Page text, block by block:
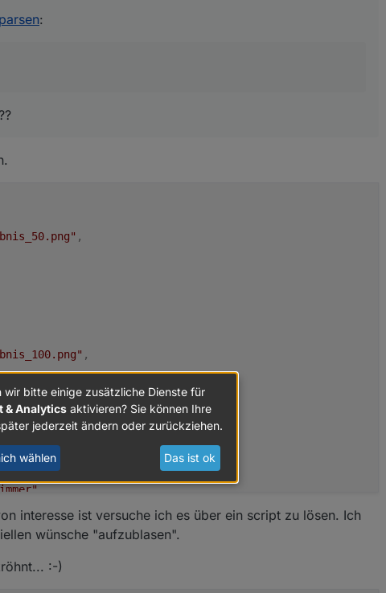
:
,
,
,
interesse ist versuche ich es über ein script zu lösen. Ich
wünsche "aufzublasen".
:-)
wir bitte einige zusätzliche Dienste für
& Analytics aktivieren? Sie können Ihre
jederzeit ändern oder zurückziehen.
wählen Das ist ok